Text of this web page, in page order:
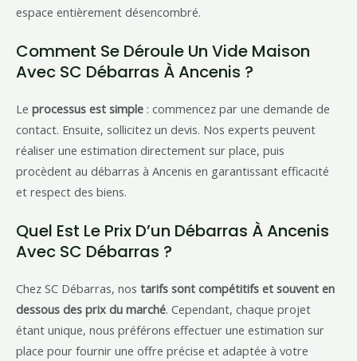
espace entièrement désencombré.
Comment Se Déroule Un Vide Maison
Avec SC Débarras À Ancenis ?
Le processus est simple : commencez par une demande de
contact. Ensuite, sollicitez un devis. Nos experts peuvent
réaliser une estimation directement sur place, puis
procèdent au débarras à Ancenis en garantissant efficacité
et respect des biens.
Quel Est Le Prix D’un Débarras À Ancenis
Avec SC Débarras ?
Chez SC Débarras, nos tarifs sont compétitifs et souvent en
dessous des prix du marché. Cependant, chaque projet
étant unique, nous préférons effectuer une estimation sur
place pour fournir une offre précise et adaptée à votre